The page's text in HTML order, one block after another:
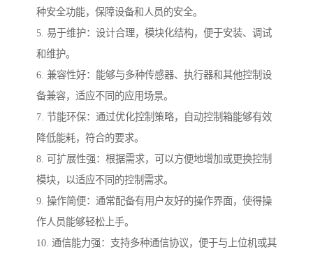
种安全功能，保障设备和人员的安全。
5. 易于维护：设计合理，模块化结构，便于安装、调试
和维护。
6. 兼容性好：能够与多种传感器、执行器和其他控制设
备兼容，适应不同的应用场景。
7. 节能环保：通过优化控制策略，自动控制箱能够有效
降低能耗，符合的要求。
8. 可扩展性强：根据需求，可以方便地增加或更换控制
模块，以适应不同的控制需求。
9. 操作简便：通常配备有用户友好的操作界面，使得操
作人员能够轻松上手。
10. 通信能力强：支持多种通信协议，便于与上位机或其